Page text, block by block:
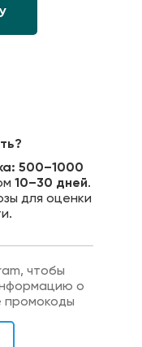
500–1000
10–30 дней.
для оценки
чтобы
о
промокоды